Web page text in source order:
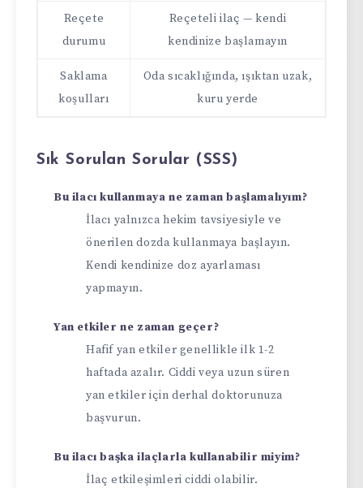
Reçete
durumu
Reçeteli ilaç — kendi
kendinize başlamayın
Saklama
koşulları
Oda sıcaklığında, ışıktan uzak,
kuru yerde
Sık Sorulan Sorular (SSS)
Bu ilacı kullanmaya ne zaman başlamalıyım?
İlacı yalnızca hekim tavsiyesiyle ve
önerilen dozda kullanmaya başlayın.
Kendi kendinize doz ayarlaması
yapmayın.
Yan etkiler ne zaman geçer?
Hafif yan etkiler genellikle ilk 1-2
haftada azalır. Ciddi veya uzun süren
yan etkiler için derhal doktorunuza
başvurun.
Bu ilacı başka ilaçlarla kullanabilir miyim?
İlaç etkileşimleri ciddi olabilir.